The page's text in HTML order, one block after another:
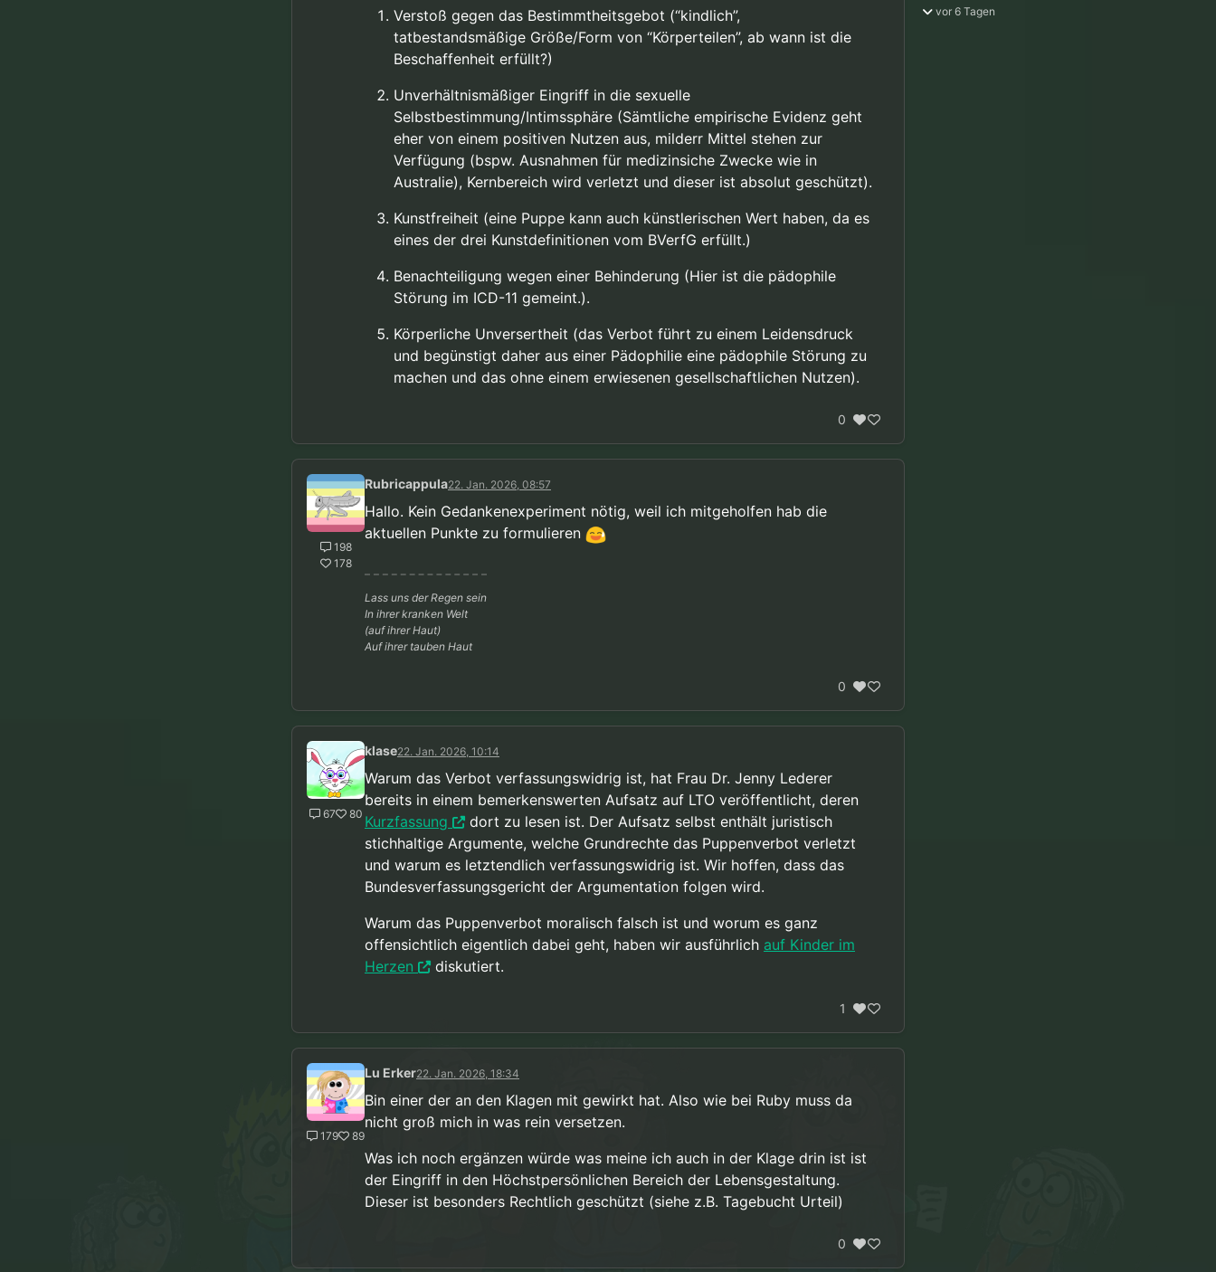
Verstoß gegen das Bestimmtheitsgebot (“kindlich”,
tatbestandsmäßige Größe/Form von “Körperteilen”, ab wann ist die
Beschaffenheit erfüllt?)
Unverhältnismäßiger Eingriff in die sexuelle
Selbstbestimmung/Intimssphäre (Sämtliche empirische Evidenz geht
eher von einem positiven Nutzen aus, milderr Mittel stehen zur
Verfügung (bspw. Ausnahmen für medizinsiche Zwecke wie in
Australie), Kernbereich wird verletzt und dieser ist absolut geschützt).
Kunstfreiheit (eine Puppe kann auch künstlerischen Wert haben, da es
eines der drei Kunstdefinitionen vom BVerfG erfüllt.)
Benachteiligung wegen einer Behinderung (Hier ist die pädophile
Störung im ICD-11 gemeint.).
Körperliche Unversertheit (das Verbot führt zu einem Leidensdruck
und begünstigt daher aus einer Pädophilie eine pädophile Störung zu
machen und das ohne einem erwiesenen gesellschaftlichen Nutzen).
0
198
178
Rubricappula22. Jan. 2026, 08:57
Hallo. Kein Gedankenexperiment nötig, weil ich mitgeholfen hab die
aktuellen Punkte zu formulieren
Lass uns der Regen sein
In ihrer kranken Welt
(auf ihrer Haut)
Auf ihrer tauben Haut
0
67 80
klase22. Jan. 2026, 10:14
Warum das Verbot verfassungswidrig ist, hat Frau Dr. Jenny Lederer
bereits in einem bemerkenswerten Aufsatz auf LTO veröffentlicht, deren
Kurzfassung
dort zu lesen ist. Der Aufsatz selbst enthält juristisch
stichhaltige Argumente, welche Grundrechte das Puppenverbot verletzt
und warum es letztendlich verfassungswidrig ist. Wir hoffen, dass das
Bundesverfassungsgericht der Argumentation folgen wird.
Warum das Puppenverbot moralisch falsch ist und worum es ganz
offensichtlich eigentlich dabei geht, haben wir ausführlich auf Kinder im
Herzen
diskutiert.
1
179 89
Lu Erker22. Jan. 2026, 18:34
Bin einer der an den Klagen mit gewirkt hat. Also wie bei Ruby muss da
nicht groß mich in was rein versetzen.
Was ich noch ergänzen würde was meine ich auch in der Klage drin ist ist
der Eingriff in den Höchstpersönlichen Bereich der Lebensgestaltung.
Dieser ist besonders Rechtlich geschützt (siehe z.B. Tagebucht Urteil)
0
vor 6 Tagen